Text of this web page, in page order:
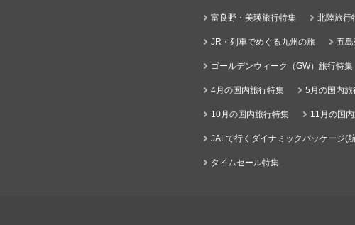
富良野・美瑛旅行特集 北陸旅行
JR・列車でめぐる九州の旅 五
ゴールデンウィーク（GW）旅行特集
4月の国内旅行特集 5月の国内旅
10月の国内旅行特集 11月の国
JALで行くダイナミックパッケージ(
タイムセール特集